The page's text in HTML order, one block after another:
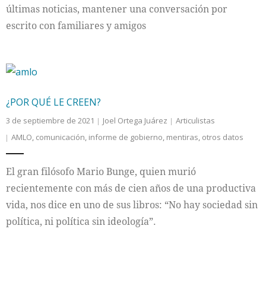
últimas noticias, mantener una conversación por
escrito con familiares y amigos
¿POR QUÉ LE CREEN?
3 de septiembre de 2021 Joel Ortega Juárez
Articulistas
AMLO, comunicación, informe de gobierno, mentiras, otros datos
El gran filósofo Mario Bunge, quien murió
recientemente con más de cien años de una productiva
vida, nos dice en uno de sus libros: “No hay sociedad sin
política, ni política sin ideología”.